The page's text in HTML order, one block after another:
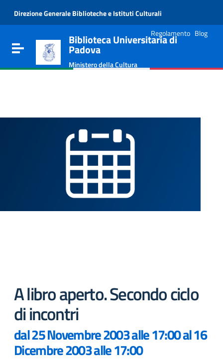
Go to the navigation menu
Direzione Generale Biblioteche e Istituti Culturali
Regolamento Blog
Toggle navigationBiblioteca Universitaria di
Padova
Ministero della Cultura
A libro aperto. Secondo ciclo
di incontri
dal 25 Novembre 2003 alle 17:00 al 16
Dicembre 2003 alle 17:00